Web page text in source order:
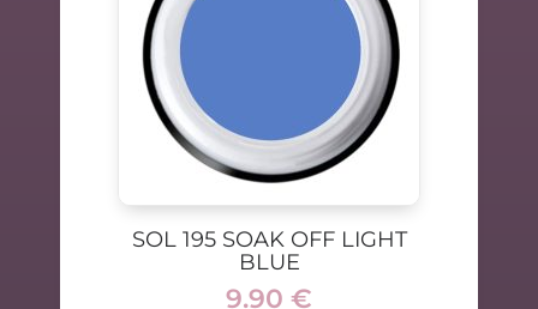
SOL 195 SOAK OFF LIGHT
BLUE
9.90 €